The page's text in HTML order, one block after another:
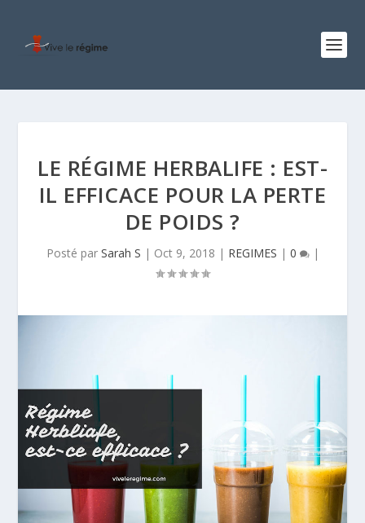
LE RÉGIME HERBALIFE : EST-
IL EFFICACE POUR LA PERTE
DE POIDS ?
Posté par Sarah S | Oct 9, 2018 | REGIMES | 0 |